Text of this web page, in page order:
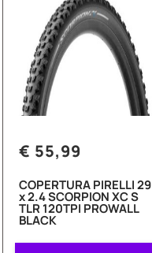
€ 55,99
COPERTURA PIRELLI 29
x 2.4 SCORPION XC S
TLR 120TPI PROWALL
BLACK